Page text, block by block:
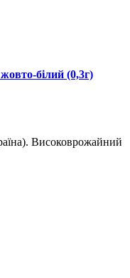
білий (0,3г)
Високоврожайний